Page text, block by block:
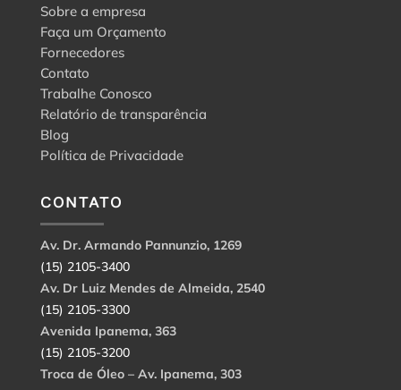
Sobre a empresa
Faça um Orçamento
Fornecedores
Contato
Trabalhe Conosco
Relatório de transparência
Blog
Política de Privacidade
CONTATO
Av. Dr. Armando Pannunzio, 1269
(15) 2105-3400
Av. Dr Luiz Mendes de Almeida, 2540
(15) 2105-3300
Avenida Ipanema, 363
(15) 2105-3200
Troca de Óleo – Av. Ipanema, 303